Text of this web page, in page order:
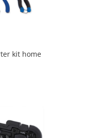
kit home